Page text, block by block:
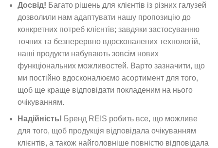
Досвід! Багато рішень для клієнтів із різних галузей
дозволили нам адаптувати нашу пропозицію до
конкретних потреб клієнтів; завдяки застосуванню
точних та безперервно вдосконалених технологій,
наші продукти набувають зовсім нових
функціональних можливостей. Варто зазначити, що
ми постійно вдосконалюємо асортимент для того,
щоб ще краще відповідати покладеним на нього
очікуванням.
Надійність! Бренд REIS робить все, що можливе
для того, щоб продукція відповідала очікуванням
клієнтів, а також найголовніше повністю відповідала